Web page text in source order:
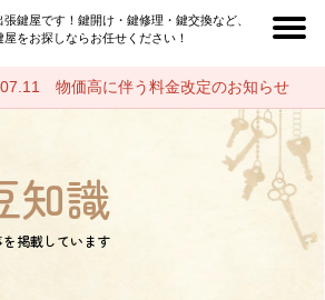
張鍵屋です！鍵開け・鍵修理・鍵交換など、
屋をお探しならお任せください！
物価高に伴う料金改定のお知らせ
知識
掲載しています